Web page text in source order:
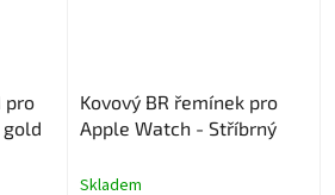
pro
gold
Kovový BR řemínek pro
Apple Watch - Stříbrný
Skladem